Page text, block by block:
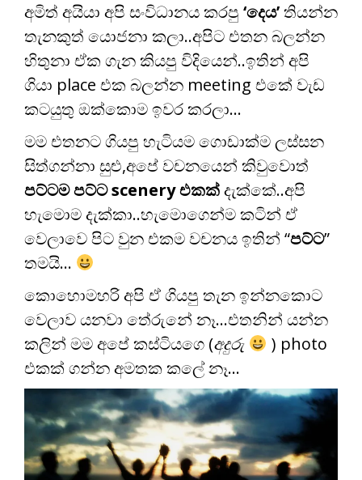
අමිත් අයියා අපි සංවිධානය කරපු ‘දෙය’තියන්න
තැනකුත් යොජනා කලා..අපිට එතන බලන්න
හිතුනා ඒක ගැන කියපු විදියෙන්..ඉතින් අපි
ගියා place එක බලන්න meeting එකේ වැඩ
කටයුතු ඔක්කොම ඉවර කරලා…
මම එතනට ගියපු හැටියම ගොඩාක්ම ලස්සන
සිත්ගන්නා සුළු,අපේ වචනයෙන් කිවුවොත්
පට්ටම පට්ට scenery එකක්දැක්කේ..අපි
හැමොම දැක්කා..හැමොගෙන්ම කටින් ඒ
වෙලාවෙ පිට වුන එකම වචනය ඉතින් “පට්ට”
තමයි…
කොහොමහරි අපි ඒ ගියපු තැන ඉන්නකොට
වෙලාව යනවා තේරුනේ නෑ…එතනින් යන්න
කලින් මම අපේ කස්ටියගෙ (අදුරු
) photo
එකක් ගන්න අමතක කලේ නෑ…